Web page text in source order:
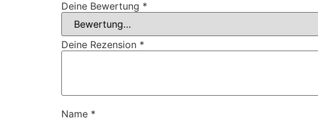
Deine Bewertung *
Deine Rezension *
Name *